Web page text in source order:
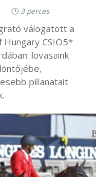
3 perces
válogatott a
Hungary CSIO5*
lovasaink
pillanatait